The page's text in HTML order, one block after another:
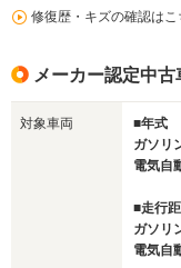
修復歴・キズの確認はこ
メーカー認定中古
対象車両
■年式
ガソリ
電気自
■走行
ガソリ
電気自